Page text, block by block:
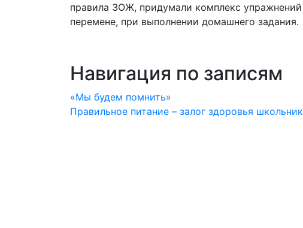
правила ЗОЖ, придумали комплекс
перемене, при выполнении домашнего задания.
Навигация по записям
«Мы будем помнить»
Правильное питание – залог здоровья